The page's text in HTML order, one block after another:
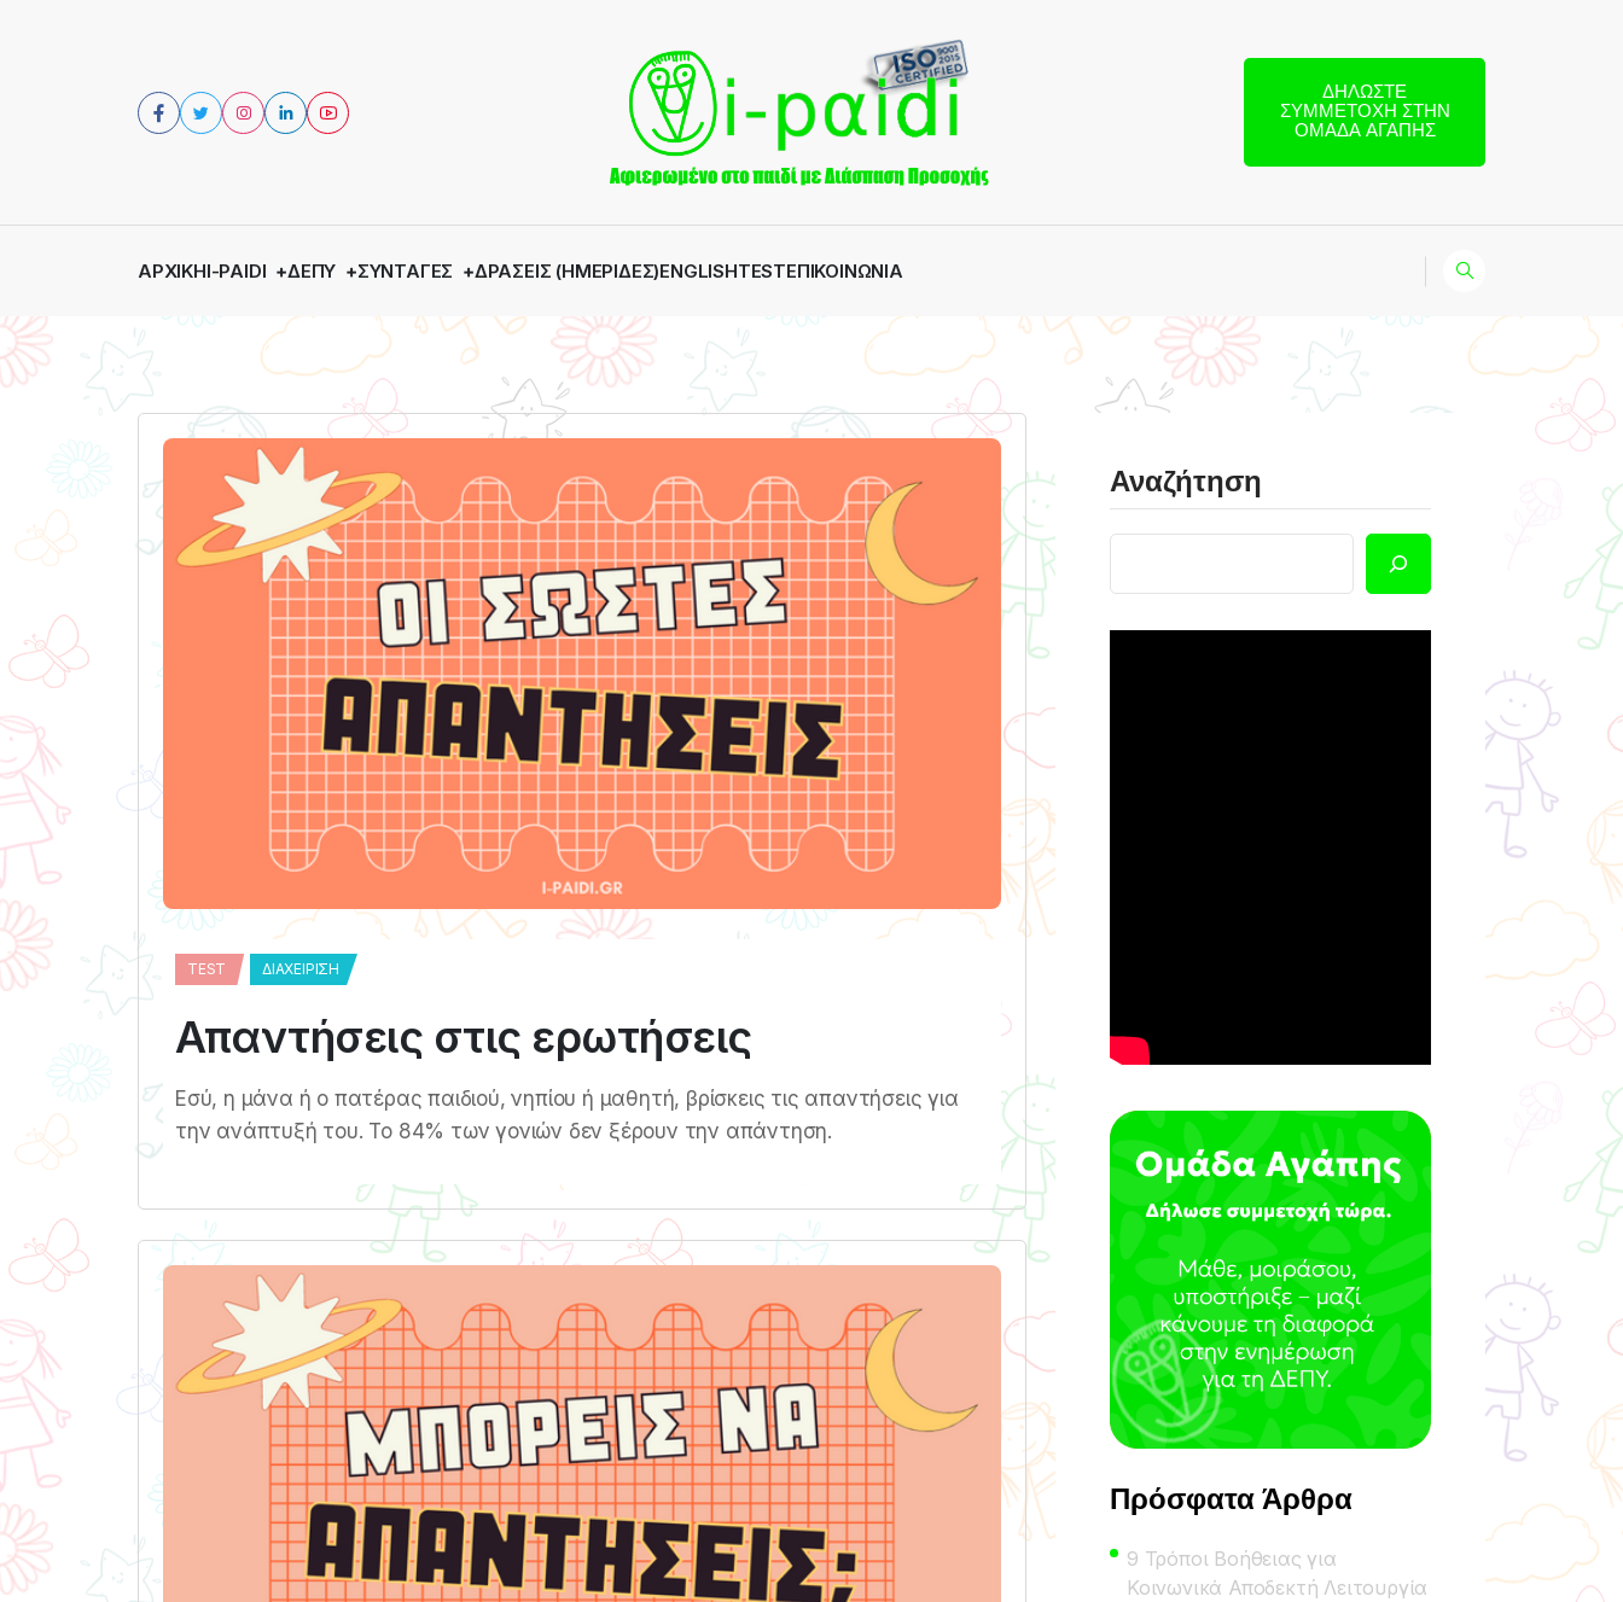
ΔΗΛΏΣΤΕ
ΣΥΜΜΕΤΟΧΉ ΣΤΗΝ
ΟΜΆΔΑ ΑΓΆΠΗΣ
ΑΡΧΙΚΉI-PAIDI ΔΕΠΥ ΣΥΝΤΑΓΈΣ ΔΡΆΣΕΙΣ (ΗΜΕΡΊΔΕΣ)ENGLISHTESTΕΠΙΚΟΙΝΩΝΊΑ
TEST ΔΙΑΧΕΊΡΙΣΗ
Απαντήσεις στις ερωτήσεις
Εσύ, η μάνα ή ο πατέρας παιδιού, νηπίου ή μαθητή, βρίσκεις τις απαντήσεις για
την ανάπτυξή του. Το 84% των γονιών δεν ξέρουν την απάντηση.
Αναζήτηση
Πρόσφατα Άρθρα
9 Τρόποι Βοήθειας για
Κοινωνικά Αποδεκτή Λειτουργία